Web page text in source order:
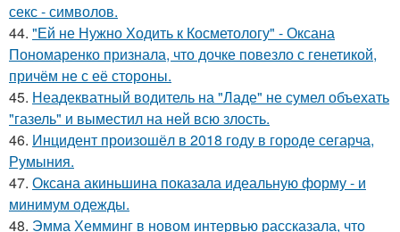
секс - символов.
44. "Ей не Нужно Ходить к Косметологу" - Оксана
Пономаренко признала, что дочке повезло с генетикой,
причём не с её стороны.
45. Неадекватный водитель на "Ладе" не сумел объехать
"газель" и выместил на ней всю злость.
46. Инцидент произошёл в 2018 году в городе сегарча,
Румыния.
47. Оксана акиньшина показала идеальную форму - и
минимум одежды.
48. Эмма Хемминг в новом интервью рассказала, что